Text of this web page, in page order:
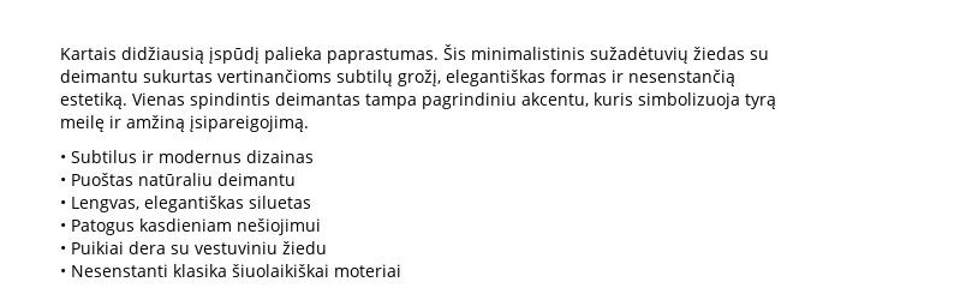
Kartais didžiausią įspūdį palieka paprastumas. Šis minimalistinis sužadėtuvių žiedas su
deimantu sukurtas vertinančioms subtilų grožį, elegantiškas formas ir nesenstančią
estetiką. Vienas spindintis deimantas tampa pagrindiniu akcentu, kuris simbolizuoja tyrą
meilę ir amžiną įsipareigojimą.
• Subtilus ir modernus dizainas
• Puoštas natūraliu deimantu
• Lengvas, elegantiškas siluetas
• Patogus kasdieniam nešiojimui
• Puikiai dera su vestuviniu žiedu
• Nesenstanti klasika šiuolaikiškai moteriai